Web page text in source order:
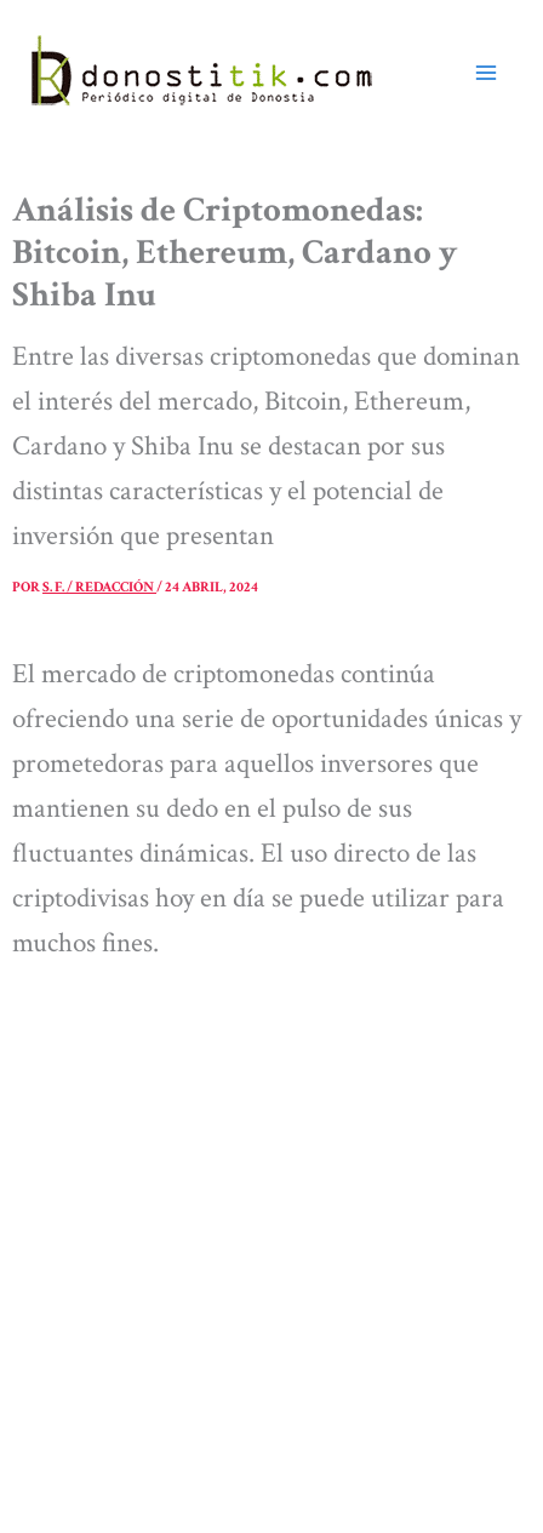
contenido
Análisis de Criptomonedas:
Bitcoin, Ethereum, Cardano y
Shiba Inu
Entre las diversas criptomonedas que dominan
el interés del mercado, Bitcoin, Ethereum,
Cardano y Shiba Inu se destacan por sus
distintas características y el potencial de
inversión que presentan
PORS. F. / REDACCIÓN/24 ABRIL, 2024
El mercado de criptomonedas continúa
ofreciendo una serie de oportunidades únicas y
prometedoras para aquellos inversores que
mantienen su dedo en el pulso de sus
fluctuantes dinámicas. El uso directo de las
criptodivisas hoy en día se puede utilizar para
muchos fines.